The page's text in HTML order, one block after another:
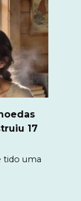
17
tido uma